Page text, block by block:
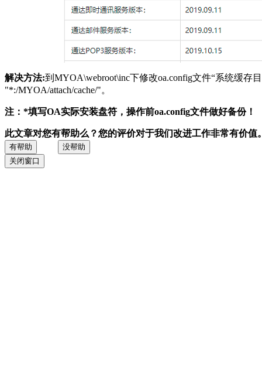
解决方法:到MYOA\webroot\inc下修改oa.config文件“系统缓存
"*:/MYOA/attach/cache/"。
注：*填写OA实际安装盘符，操作前oa.config文件做好备份！
此文章对您有帮助么？您的评价对于我们改进工作非常有价值